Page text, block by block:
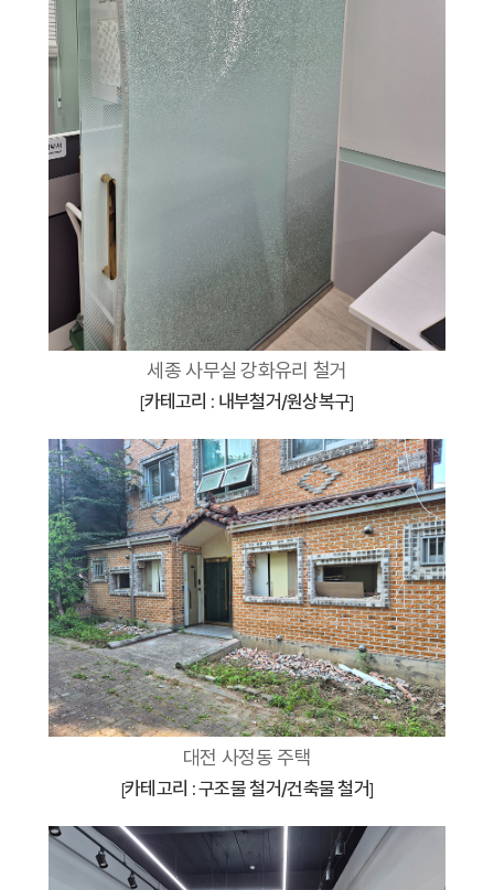
세종 사무실 강화유리 철거
[카테고리 : 내부철거/원상복구]
대전 사정동 주택
[카테고리 : 구조물 철거/건축물 철거]